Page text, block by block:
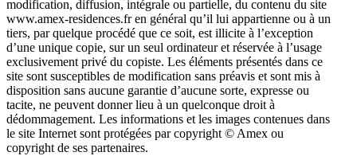
modification, diffusion, intégrale ou partielle, du contenu du site
www.amex-residences.fr en général qu’il lui appartienne ou à un
tiers, par quelque procédé que ce soit, est illicite à l’exception
d’une unique copie, sur un seul ordinateur et réservée à l’usage
exclusivement privé du copiste. Les éléments présentés dans ce
site sont susceptibles de modification sans préavis et sont mis à
disposition sans aucune garantie d’aucune sorte, expresse ou
tacite, ne peuvent donner lieu à un quelconque droit à
dédommagement. Les informations et les images contenues dans
le site Internet sont protégées par copyright © Amex ou
copyright de ses partenaires.